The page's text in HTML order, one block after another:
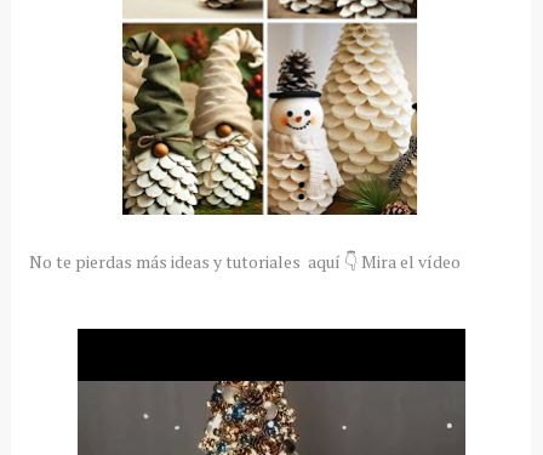
No te pierdas más ideas y tutoriales aquí 👇 Mira el vídeo